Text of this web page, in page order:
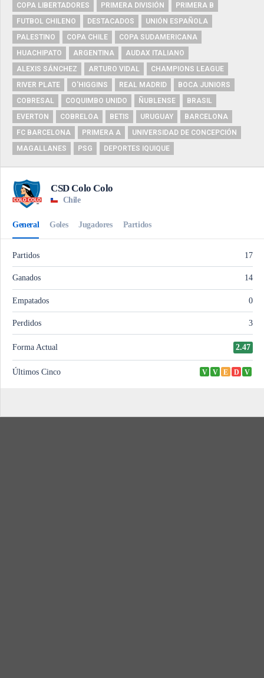
COPA LIBERTADORES
PRIMERA DIVISIÓN
PRIMERA B
FUTBOL CHILENO
DESTACADOS
UNIÓN ESPAÑOLA
PALESTINO
COPA CHILE
COPA SUDAMERICANA
HUACHIPATO
ARGENTINA
AUDAX ITALIANO
ALEXIS SÁNCHEZ
ARTURO VIDAL
CHAMPIONS LEAGUE
RIVER PLATE
O'HIGGINS REAL MADRID
BOCA JUNIORS
COBRESAL
COQUIMBO UNIDO ÑUBLENSE
BRASIL
EVERTON
COBRELOA BETIS URUGUAY
BARCELONA
FC BARCELONA
PRIMERA A
UNIVERSIDAD DE CONCEPCIÓN
MAGALLANES
PSG DEPORTES IQUIQUE